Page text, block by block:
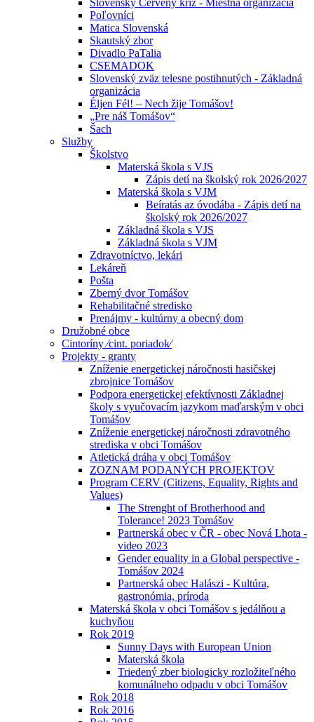
Slovenský Červený kríž - Miestna organizácia
Poľovníci
Matica Slovenská
Skautský zbor
Divadlo PaTalia
CSEMADOK
Slovenský zväz telesne postihnutých - Základná
organizácia
Éljen Fél! – Nech žije Tomášov!
„Pre náš Tomášov“
Šach
Služby
Školstvo
Materská škola s VJS
Zápis detí na školský rok 2026/2027
Materská škola s VJM
Beíratás az óvodába - Zápis detí na
školský rok 2026/2027
Základná škola s VJS
Základná škola s VJM
Zdravotníctvo, lekári
Lekáreň
Pošta
Zberný dvor Tomášov
Rehabilitačné stredisko
Prenájmy - kultúrny a obecný dom
Družobné obce
Cintoríny ⁄cint. poriadok⁄
Projekty - granty
Zníženie energetickej náročnosti hasičskej
zbrojnice Tomášov
Podpora energetickej efektívnosti Základnej
školy s vyučovacím jazykom maďarským v obci
Tomášov
Zníženie energetickej náročnosti zdravotného
strediska v obci Tomášov
Atletická dráha v obci Tomášov
ZOZNAM PODANÝCH PROJEKTOV
Program CERV (Citizens, Equality, Rights and
Values)
The Strenght of Brotherhood and
Tolerance! 2023 Tomášov
Partnerská obec v ČR - obec Nová Lhota -
video 2023
Gender equality in a Global perspective -
Tomášov 2024
Partnerská obec Halászi - Kultúra,
gastronómia, príroda
Materská škola v obci Tomášov s jedálňou a
kuchyňou
Rok 2019
Sunny Days with European Union
Materská škola
Triedený zber biologicky rozložiteľného
komunálneho odpadu v obci Tomášov
Rok 2018
Rok 2016